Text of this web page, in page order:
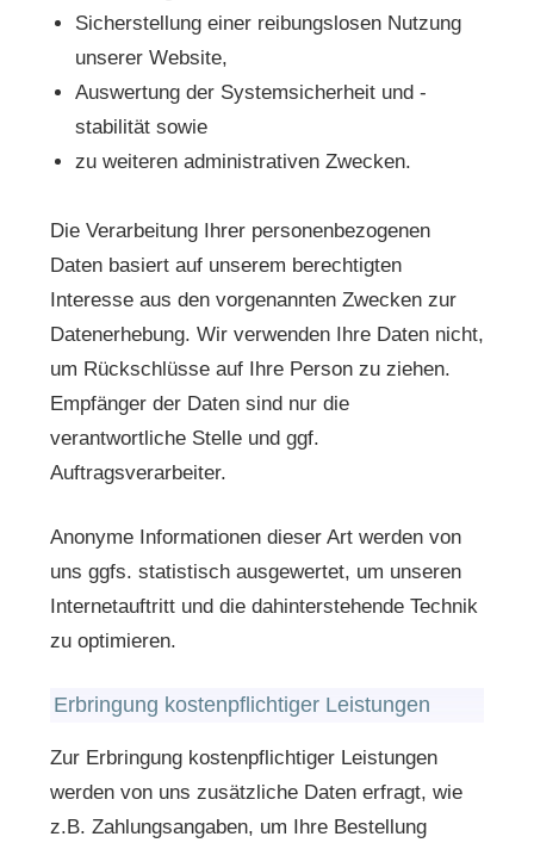
Sicherstellung einer reibungslosen Nutzung
unserer Website,
Auswertung der Systemsicherheit und -
stabilität sowie
zu weiteren administrativen Zwecken.
Die Verarbeitung Ihrer personenbezogenen
Daten basiert auf unserem berechtigten
Interesse aus den vorgenannten Zwecken zur
Datenerhebung. Wir verwenden Ihre Daten nicht,
um Rückschlüsse auf Ihre Person zu ziehen.
Empfänger der Daten sind nur die
verantwortliche Stelle und ggf.
Auftragsverarbeiter.
Anonyme Informationen dieser Art werden von
uns ggfs. statistisch ausgewertet, um unseren
Internetauftritt und die dahinterstehende Technik
zu optimieren.
Erbringung kostenpflichtiger Leistungen
Zur Erbringung kostenpflichtiger Leistungen
werden von uns zusätzliche Daten erfragt, wie
z.B. Zahlungsangaben, um Ihre Bestellung